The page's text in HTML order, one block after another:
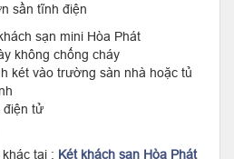
sần tĩnh điện
sạn mini Hòa Phát
không chống cháy
két vào trường sàn nhà hoặc tủ
điện tử
tại : Két khách sạn Hòa Phát